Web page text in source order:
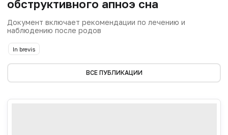
обструктивного апноэ сна
Документ включает рекомендации по лечению и
наблюдению после родов
In brevis
ВСЕ ПУБЛИКАЦИИ